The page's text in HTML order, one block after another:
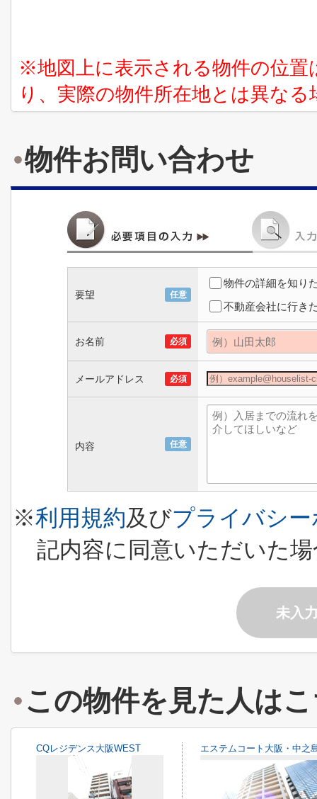
※地図上に表示される物件の位
り、実際の物件所在地とは異な
物件お問い合わせ
要望 任意
物件の詳細を知り
不動産会社に行き
お名前 必須
メールアドレス 必須
内容 任意
※利用規約及びプライバシ
記内容に同意いただいた
未入
この物件を見た人は
CQレジデンス大阪WEST エステムコート大阪・中之